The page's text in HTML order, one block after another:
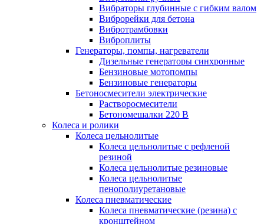
Вибраторы глубинные с гибким валом
Виброрейки для бетона
Вибротрамбовки
Виброплиты
Генераторы, помпы, нагреватели
Дизельные генераторы синхронные
Бензиновые мотопомпы
Бензиновые генераторы
Бетоносмесители электрические
Растворосмесители
Бетономешалки 220 В
Колеса и ролики
Колеса цельнолитые
Колеса цельнолитые с рефленой
резиной
Колеса цельнолитые резиновые
Колеса цельнолитые
пенополиуретановые
Колеса пневматические
Колеса пневматические (резина) с
кронштейном